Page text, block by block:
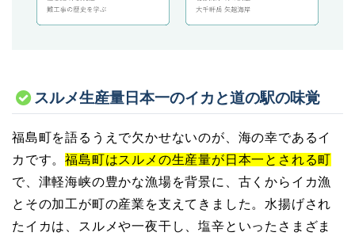
スルメ生産量日本一のイカと道の駅の味覚
福島町を語るうえで欠かせないのが、海の幸であるイ
カです。福島町はスルメの生産量が日本一とされる町
で、津軽海峡の豊かな漁場を背景に、古くからイカ漁
とその加工が町の産業を支えてきました。水揚げされ
たイカは、スルメや一夜干し、塩辛といったさまざま